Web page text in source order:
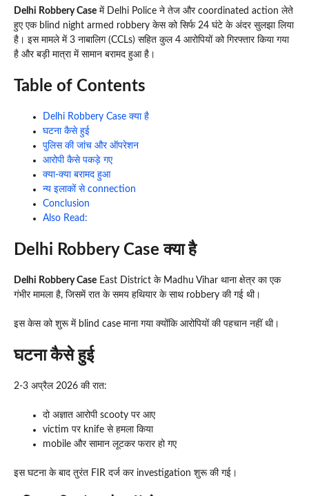
Delhi Robbery Case में Delhi Police ने तेज और coordinated action लेते
हुए एक blind night armed robbery केस को सिर्फ 24 घंटे के अंदर सुलझा लिया
है। इस मामले में 3 नाबालिग (CCLs) सहित कुल 4 आरोपियों को गिरफ्तार किया गया
है और बड़ी मात्रा में सामान बरामद हुआ है।
Table of Contents
Delhi Robbery Case क्या है
घटना कैसे हुई
पुलिस की जांच और ऑपरेशन
आरोपी कैसे पकड़े गए
क्या-क्या बरामद हुआ
न्य इलाकों से connection
Conclusion
Also Read:
Delhi Robbery Case क्या है
Delhi Robbery Case East District के Madhu Vihar थाना क्षेत्र का एक
गंभीर मामला है, जिसमें रात के समय हथियार के साथ robbery की गई थी।
इस केस को शुरू में blind case माना गया क्योंकि आरोपियों की पहचान नहीं थी।
घटना कैसे हुई
2-3 अप्रैल 2026 की रात:
दो अज्ञात आरोपी scooty पर आए
victim पर knife से हमला किया
mobile और सामान लूटकर फरार हो गए
इस घटना के बाद तुरंत FIR दर्ज कर investigation शुरू की गई।